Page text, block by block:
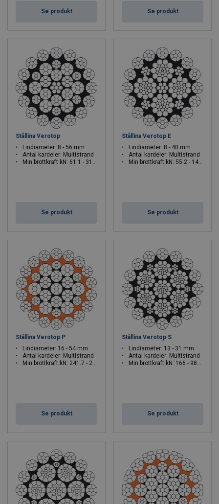
Se produkt Se produkt
Stållina Verotop
Lindiameter: 8 - 56 mm
Antal kardeler: Multistrand
Min brottkraft kN: 61.1 - 3129
Se produkt
Stållina Verotop E
Lindiameter: 8 - 40 mm
Antal kardeler: Multistrand
Min brottkraft kN: 55.2 - 1491
Se produkt
Stållina Verotop P
Lindiameter: 16 - 54 mm
Antal kardeler: Multistrand
Min brottkraft kN: 241.7 - 2878
Se produkt
Stållina Verotop S
Lindiameter: 13 - 31 mm
Antal kardeler: Multistrand
Min brottkraft kN: 166 - 982.7
Se produkt